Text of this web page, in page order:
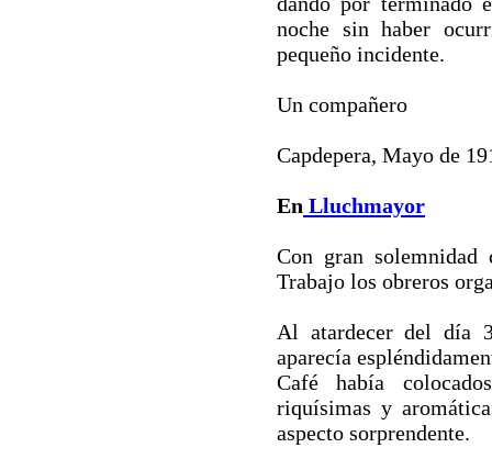
noche sin haber
pequeño incidente.
Un compañero
Capdepera, Mayo de
En Lluchmayor
Con gran
Trabajo los obreros
Al atardecer del día
aparecía
Café había
riquísimas y
aspecto sorprendente.